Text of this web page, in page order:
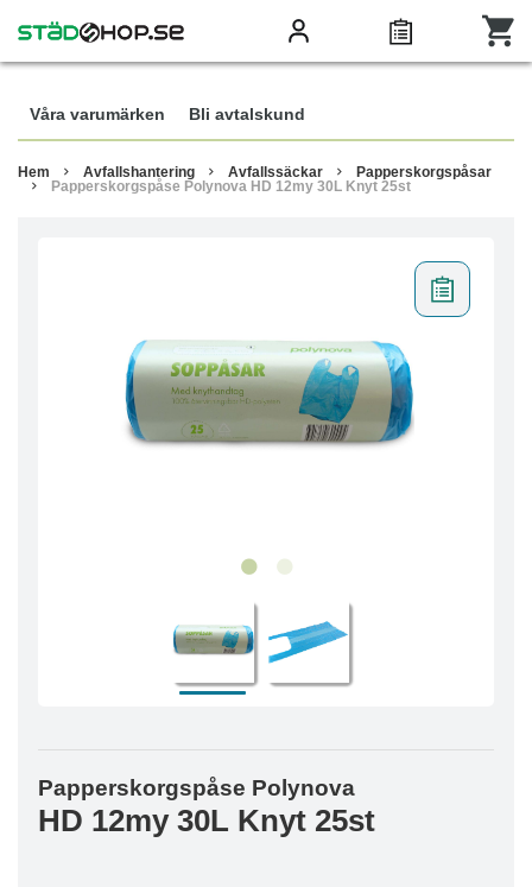
Våra varumärken Bli avtalskund
Hem Avfallshantering Avfallssäckar
Papperskorgspåsar
Papperskorgspåse Polynova HD 12my 30L Knyt 25st
Papperskorgspåse Polynova
HD 12my 30L Knyt 25st